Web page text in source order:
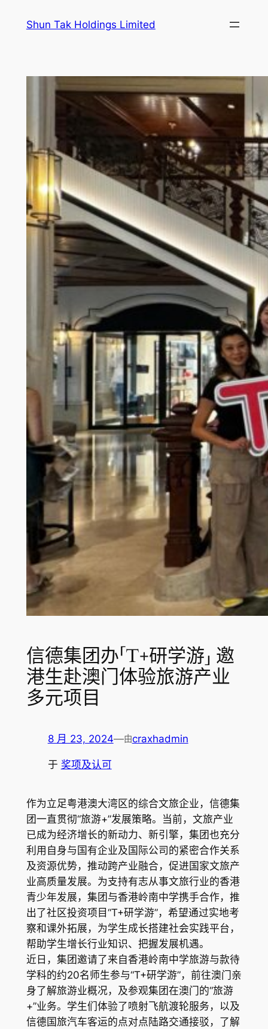
Shun Tak Holdings Limited
信德集团办「T+研学游」 邀
港生赴澳门体验旅游产业
多元项目
8 月 23, 2024—由craxhadmin
于 奖项及认可
作为立足粤港澳大湾区的综合文旅企业，信德集
团一直贯彻“旅游+”发展策略。当前，文旅产业
已成为经济增长的新动力、新引擎，集团也充分
利用自身与国有企业及国际公司的紧密合作关系
及资源优势，推动跨产业融合，促进国家文旅产
业高质量发展。为支持有志从事文旅行业的香港
青少年发展，集团与香港岭南中学携手合作，推
出了社区投资项目“T+研学游”，希望通过实地考
察和课外拓展，为学生成长搭建社会实践平台，
帮助学生增长行业知识、把握发展机遇。
近日，集团邀请了来自香港岭南中学旅游与款待
学科的约20名师生参与“T+研学游”，前往澳门亲
身了解旅游业概况，及参观集团在澳门的“旅游
+”业务。学生们体验了喷射飞航渡轮服务，以及
信德国旅汽车客运的点对点陆路交通接驳，了解